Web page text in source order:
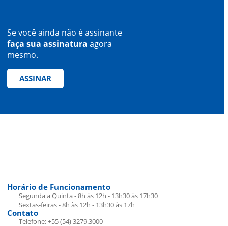
Se você ainda não é assinante
faça sua assinatura agora
mesmo.
ASSINAR
Horário de Funcionamento
Segunda a Quinta - 8h às 12h - 13h30 às 17h30
Sextas-feiras - 8h às 12h - 13h30 às 17h
Contato
Telefone: +55 (54) 3279.3000